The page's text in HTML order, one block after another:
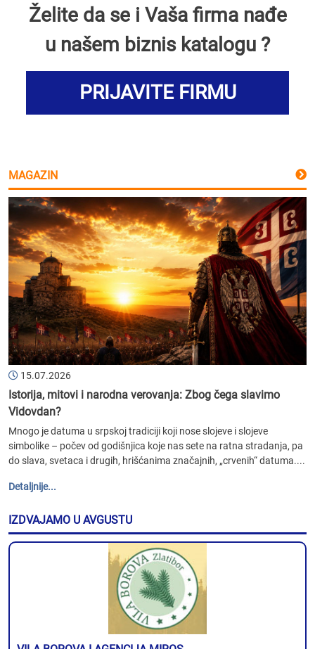
Želite da se i Vaša firma nađe
u našem biznis katalogu ?
PRIJAVITE FIRMU
MAGAZIN
15.07.2026
Istorija, mitovi i narodna verovanja: Zbog čega slavimo
Vidovdan?
Mnogo je datuma u srpskoj tradiciji koji nose slojeve i slojeve
simbolike – počev od godišnjica koje nas sete na ratna stradanja, pa
do slava, svetaca i drugih, hrišćanima značajnih, „crvenih“ datuma....
Detaljnije...
IZDVAJAMO U AVGUSTU